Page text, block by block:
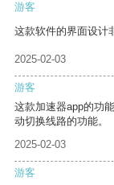
游客
这款软件的界面设计
2025-02-03
游客
这款加速器app的功
动切换线路的功能。
2025-02-03
游客